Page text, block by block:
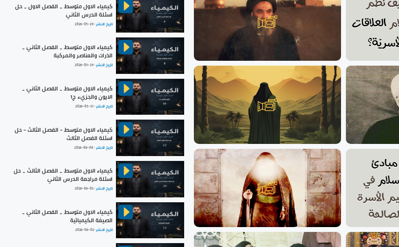
كيمياء الاول متوسط _ الفصل الاول _ حل
اسئلة الدرس الثاني
تاريخ النشر :2026-05-29
كيمياء الاول متوسط _ الفصل الثاني _
الذرات والعناصر والمركبة
تاريخ النشر :2026-05-29
كيمياء الاول متوسط _ الفصل الثاني _
الايون والجزيء ج1
تاريخ النشر :2026-05-31
كيمياء الاول متوسط - الفصل الثالث - حل
اسئلة الفصل الثالث
تاريخ النشر : 2026-06-04
كيمياء الاول متوسط _ الفصل الثالث _ حل
اسئلة مراجعة الدرس الثاني
تاريخ النشر :2026-06-03
كيمياء الاول متوسط _ الفصل الثاني _
الصيغة الكيميائية
تاريخ النشر :2026-06-02